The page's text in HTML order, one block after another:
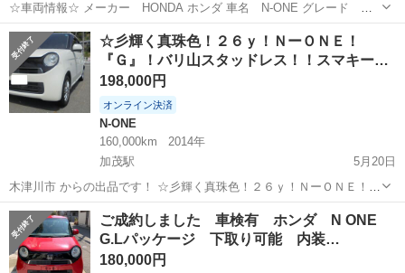
☆車両情報☆ メーカー HONDA ホンダ 車名 N-ONE グレード
Premium Lパッケージ 車検 令和8年10月まで 走行距離 119200km
車体色 ダークブルー ミッション CVT オートマ...
京都 亀岡市 並河駅 N-ONE
☆彡輝く真珠色！２６ｙ！ＮーＯＮＥ！
『Ｇ』！バリ山スタッドレス！！スマキー２
個…
198,000円
オンライン決済
N-ONE
160,000km
2014年
加茂駅
5月20日
木津川市 からの出品です！ ☆彡輝く真珠色！２６ｙ！ＮーＯＮＥ！
『Ｇ』！バリ山スタッドレス！！スマキー２個・高級ＣＤオーディ
オ！ＥＴＣ！実検査９年７月！ エアコンが寒いほど良く効き、全く問
題無く快調です！５０キロ程度テ...
京都 木津川市 加茂駅 N-ONE スタッドレス
ご成約しました 車検有 ホンダ N ONE
G.Lパッケージ 下取り可能 内装…
180,000円